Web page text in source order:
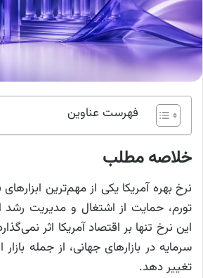
فهرست عناوین
خلاصه مطلب
نرخ بهره آمریکا یکی از مهم‌ترین
تورم، حمایت از اشتغال و مدیریت
این نرخ تنها بر اقتصاد آمریکا اثر
سرمایه در بازارهای جهانی، از جمله بازار
تغییر دهد.